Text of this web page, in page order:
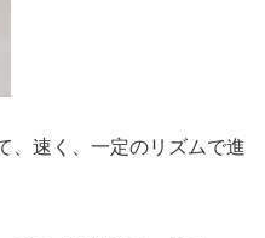
、速く、一定のリズムで進